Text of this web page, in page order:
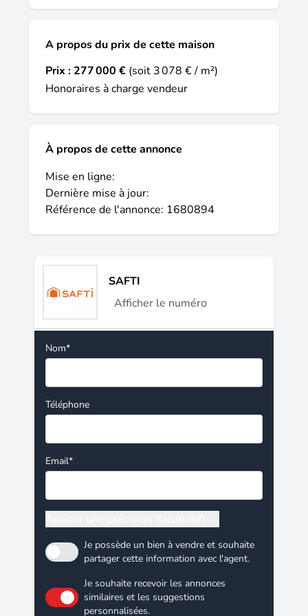
A propos du prix de cette maison
Prix : 277 000 € (soit 3 078 € / m²)
Honoraires à charge vendeur
À propos de cette annonce
Mise en ligne:
Dernière mise à jour:
Référence de l'annonce: 1680894
SAFTI
Afficher le numéro
Nom*
Téléphone
Email*
Je possède un bien à vendre et souhaite
partager cette information avec l'agent.
Je souhaite recevoir les annonces
similaires et les suggestions
personnalisées.